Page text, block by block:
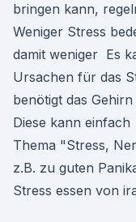
bringen kann,
Weniger Stress
damit weniger Es
Ursachen für das
benötigt das
Diese kann
Thema "Stress,
z.B. zu guten
Stress essen von